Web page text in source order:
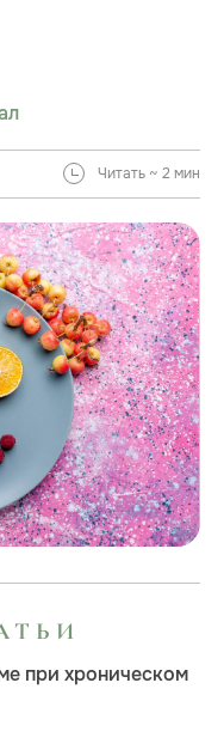
Читать ~ 2 мин
при хроническом